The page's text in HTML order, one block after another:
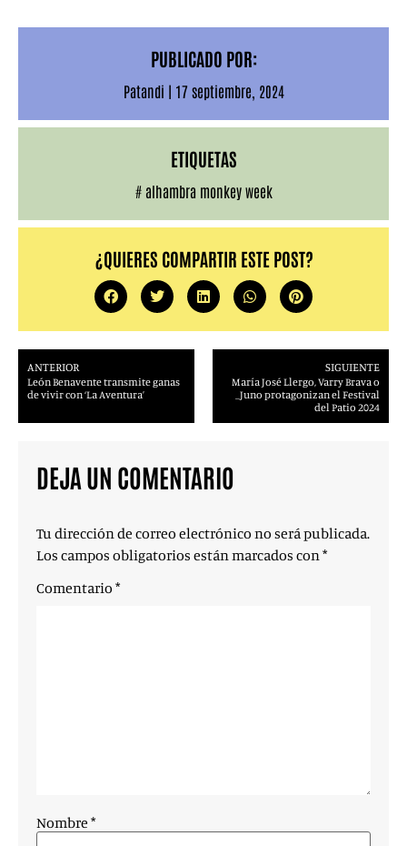
PUBLICADO POR:
Patandi | 17 septiembre, 2024
ETIQUETAS
# alhambra monkey week
¿QUIERES COMPARTIR ESTE POST?
ANTERIOR
León Benavente transmite ganas
de vivir con ‘La Aventura’
SIGUIENTE
María José Llergo, Varry Brava o
_Juno protagonizan el Festival
del Patio 2024
DEJA UN COMENTARIO
Tu dirección de correo electrónico no será publicada.
Los campos obligatorios están marcados con*
Comentario *
Nombre *